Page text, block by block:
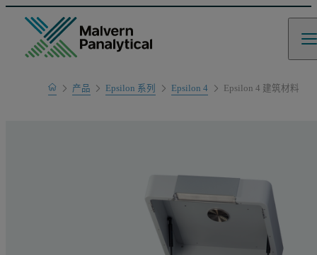
Home产品
产品系列
Epsilon 系列 Epsilon 4 Epsilon 4 建筑材料